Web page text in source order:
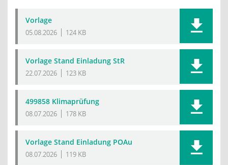
Vorlage
05.08.2026 124 KB
Vorlage Stand Einladung StR
22.07.2026 123 KB
499858 Klimaprüfung
08.07.2026 178 KB
Vorlage Stand Einladung POAu
08.07.2026 119 KB